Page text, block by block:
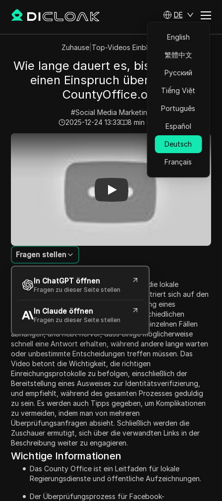
DE
English
繁體中文
Русский
Tiếng Việt
Português
Español
Deutsch
Français
Zuhause Top-Videos Einblicke
Wie lange dauert es, bis Facebook
einen Einspruch überprüft? -
CountyOffice.org
#Social Media Marketing
2025-12-24 13:33
8 min lesen
Play Video:Wie lange dauert es, bis Facebook einen
Inhaltsübersicht
Fragen stellen
In ChatGPT öffnen
Fragen zu dieser Seite stellen
In Claude öffnen
Fragen zu dieser Seite stellen
Das Video dient als Leitfaden für Nutzer, die lokale
Regierungsdienste navigieren, und konzentriert sich auf den
Prozess der Anfechtung einer Deaktivierung eines
Facebook-Kontos. Es diskutiert die unterschiedlichen
Zeitrahmen für die Überprüfung, die von einzelnen Fällen
abhängen, und hebt hervor, dass einige möglicherweise
schnell eine Antwort erhalten, während andere lange warten
oder unbestimmte Entscheidungen treffen müssen. Das
Video betont die Wichtigkeit, die richtigen
Einreichungsprotokolle zu befolgen, einschließlich der
Bereitstellung eines Ausweises zur Identitätsverifizierung,
und empfiehlt, während des gesamten Prozesses geduldig
zu sein. Es werden auch Tipps gegeben, um Komplikationen
zu vermeiden, indem man von mehreren
Überprüfungsanfragen absieht. Schließlich werden die
Zuschauer ermutigt, sich über die verwandten Links in der
Beschreibung weiter zu engagieren.
Wichtige Informationen
Das County Office ist ein Leitfaden für lokale
Regierungsdienste und öffentliche Aufzeichnungen.
Der Überprüfungsprozess für Facebook-